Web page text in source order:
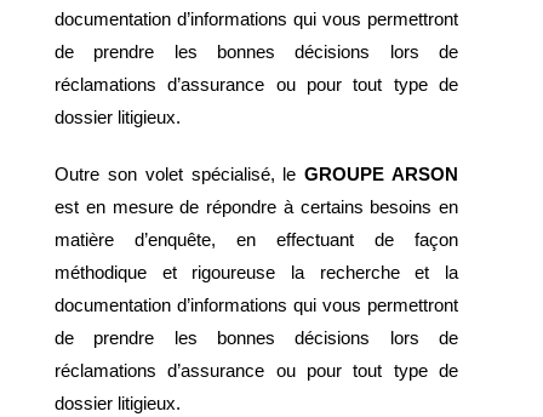
documentation d’informations qui vous permettront
de prendre les bonnes décisions lors de
réclamations d’assurance ou pour tout type de
dossier litigieux.
Outre son volet spécialisé, leGROUPE ARSON
est en mesure de répondre à certains besoins en
matière d’enquête, en effectuant de façon
méthodique et rigoureuse la recherche et la
documentation d’informations qui vous permettront
de prendre les bonnes décisions lors de
réclamations d’assurance ou pour tout type de
dossier litigieux.